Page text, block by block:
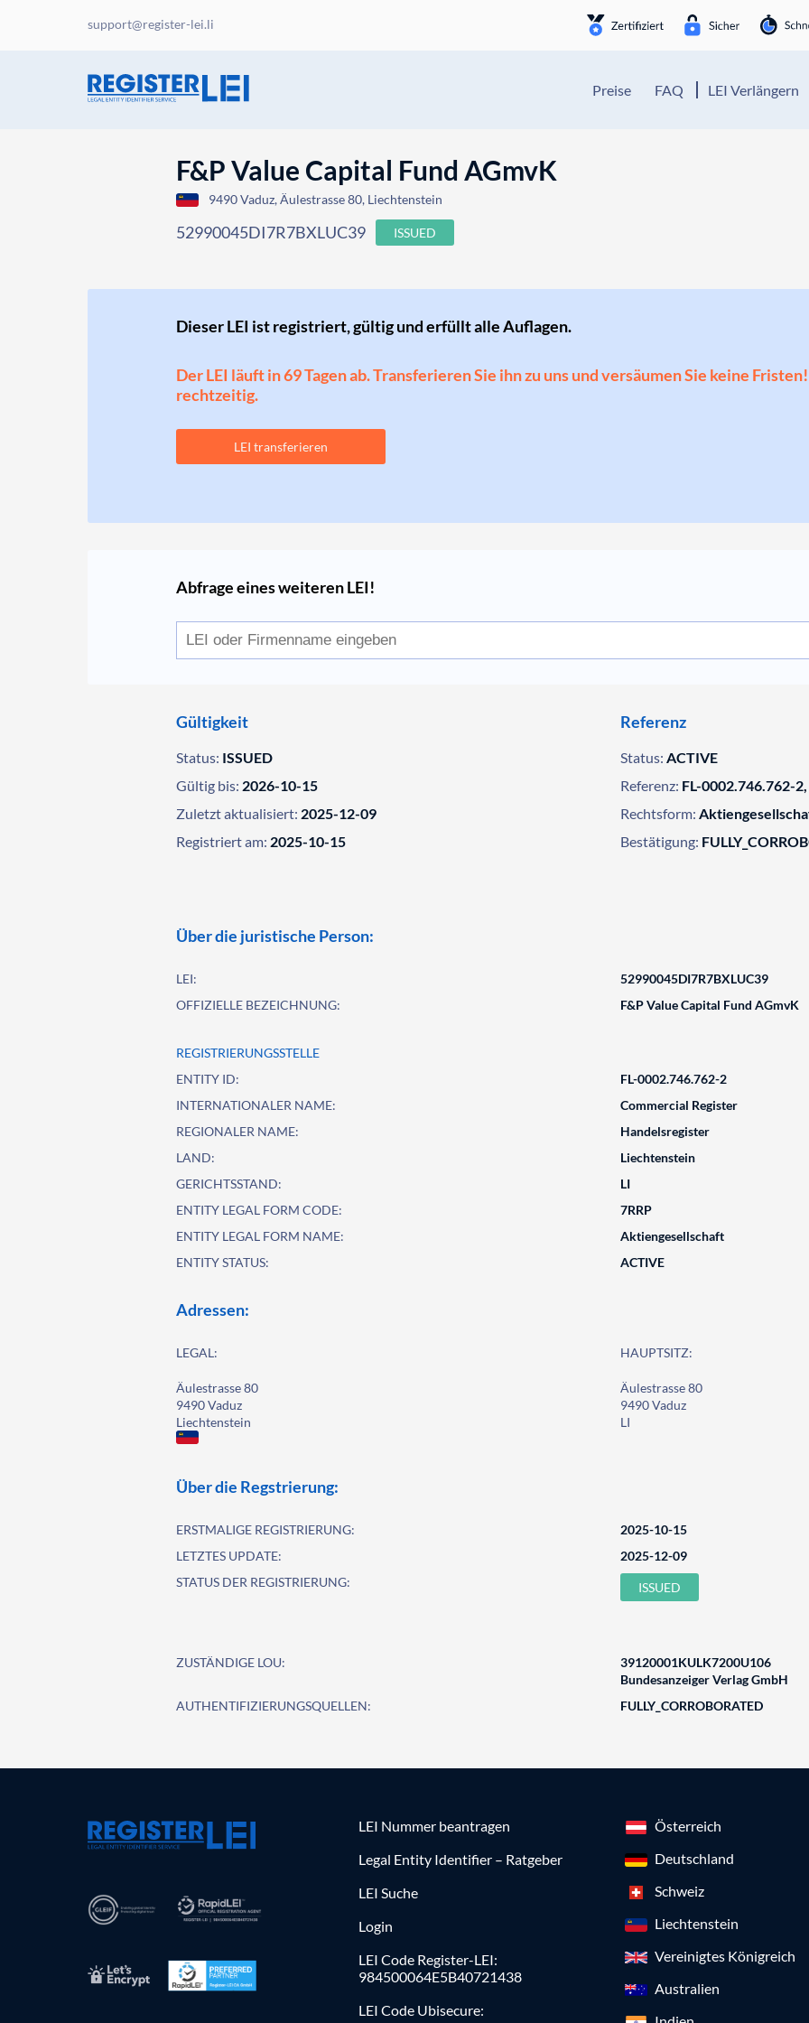
support@register-lei.li
Preise FAQ LEI Verlängern
F&P Value Capital Fund AGmvK
9490 Vaduz, Äulestrasse 80, Liechtenstein
52990045DI7R7BXLUC39 ISSUED
Dieser LEI ist registriert, gültig und erfüllt alle Auflagen.
Der LEI läuft in 69 Tagen ab. Transferieren Sie ihn zu uns und versäumen Sie keine
rechtzeitig.
LEI transferieren
Abfrage eines weiteren LEI!
Gültigkeit
Status: ISSUED
Gültig bis: 2026-10-15
Zuletzt aktualisiert: 2025-12-09
Registriert am: 2025-10-15
Referenz
Status: ACTIVE
Referenz: FL-0002.746.762-
Rechtsform:
Bestätigung:
Über die juristische Person:
LEI:
52990045DI7R7BXLUC39
OFFIZIELLE BEZEICHNUNG:
F&P Value Capital Fund AGmvK
REGISTRIERUNGSSTELLE
ENTITY ID:
FL-0002.746.762-2
INTERNATIONALER NAME:
Commercial Register
REGIONALER NAME:
Handelsregister
LAND:
Liechtenstein
GERICHTSSTAND:
LI
ENTITY LEGAL FORM CODE:
7RRP
ENTITY LEGAL FORM NAME:
Aktiengesellschaft
ENTITY STATUS:
ACTIVE
Adressen:
LEGAL:
Äulestrasse 80
9490 Vaduz
Liechtenstein
HAUPTSITZ:
Äulestrasse 80
9490 Vaduz
LI
Über die Regstrierung:
ERSTMALIGE REGISTRIERUNG:
2025-10-15
LETZTES UPDATE:
2025-12-09
STATUS DER REGISTRIERUNG:
ISSUED
ZUSTÄNDIGE LOU:
39120001KULK7200U106
Bundesanzeiger Verlag GmbH
AUTHENTIFIZIERUNGSQUELLEN:
FULLY_CORROBORATED
LEI Nummer beantragen
Legal Entity Identifier – Ratgeber
LEI Suche
Login
LEI Code Register-LEI:
984500064E5B40721438
LEI Code Ubisecure:
Österreich
Deutschland
Schweiz
Liechtenstein
Vereinigtes Königreich
Australien